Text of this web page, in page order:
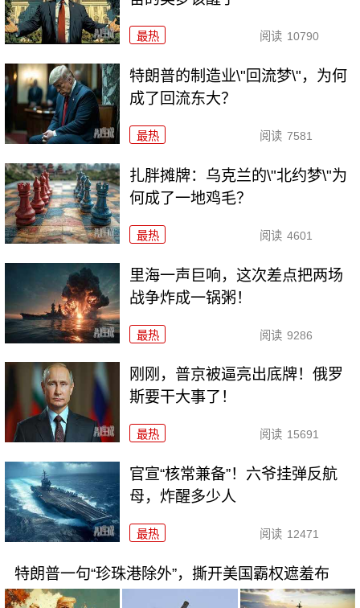
最热 阅读 10790
特朗普的制造业\"回流梦\"，为何
成了回流东大？
最热 阅读 7581
扎胖摊牌：乌克兰的\"北约梦\"为
何成了一地鸡毛？
最热 阅读 4601
里海一声巨响，这次差点把两场
战争炸成一锅粥！
最热 阅读 9286
刚刚，普京被逼亮出底牌！俄罗
斯要干大事了！
最热 阅读 15691
官宣“核常兼备”！六爷挂弹反航
母，炸醒多少人
最热 阅读 12471
特朗普一句“珍珠港除外”，撕开美国霸权遮羞布